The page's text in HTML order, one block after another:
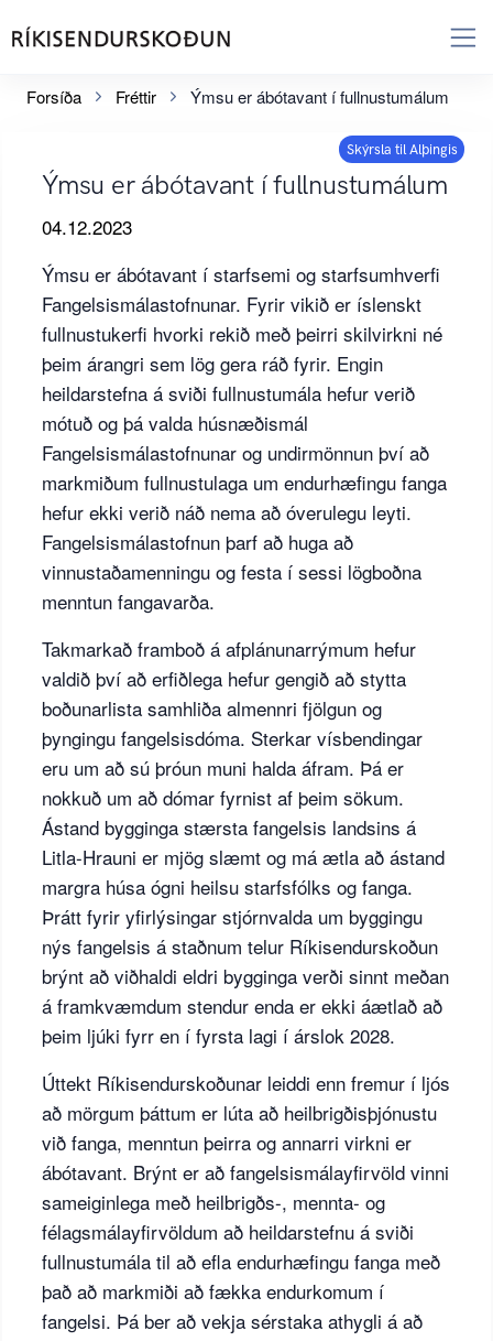
Forsíða Fréttir Ýmsu er ábótavant í fullnustumálum
Ýmsu er ábótavant í fullnustumálum
Skýrsla til Alþingis
04.12.2023
Ýmsu er ábótavant í starfsemi og starfsumhverfi
Fangelsismálastofnunar. Fyrir vikið er íslenskt
fullnustukerfi hvorki rekið með þeirri skilvirkni né
þeim árangri sem lög gera ráð fyrir. Engin
heildarstefna á sviði fullnustumála hefur verið
mótuð og þá valda húsnæðismál
Fangelsismálastofnunar og undirmönnun því að
markmiðum fullnustulaga um endurhæfingu fanga
hefur ekki verið náð nema að óverulegu leyti.
Fangelsismálastofnun þarf að huga að
vinnustaðamenningu og festa í sessi lögboðna
menntun fangavarða.
Takmarkað framboð á afplánunarrýmum hefur
valdið því að erfiðlega hefur gengið að stytta
boðunarlista samhliða almennri fjölgun og
þyngingu fangelsisdóma. Sterkar vísbendingar
eru um að sú þróun muni halda áfram. Þá er
nokkuð um að dómar fyrnist af þeim sökum.
Ástand bygginga stærsta fangelsis landsins á
Litla-Hrauni er mjög slæmt og má ætla að ástand
margra húsa ógni heilsu starfsfólks og fanga.
Þrátt fyrir yfirlýsingar stjórnvalda um byggingu
nýs fangelsis á staðnum telur Ríkisendurskoðun
brýnt að viðhaldi eldri bygginga verði sinnt meðan
á framkvæmdum stendur enda er ekki áætlað að
þeim ljúki fyrr en í fyrsta lagi í árslok 2028.
Úttekt Ríkisendurskoðunar leiddi enn fremur í ljós
að mörgum þáttum er lúta að heilbrigðisþjónustu
við fanga, menntun þeirra og annarri virkni er
ábótavant. Brýnt er að fangelsismálayfirvöld vinni
sameiginlega með heilbrigðs-, mennta- og
félagsmálayfirvöldum að heildarstefnu á sviði
fullnustumála til að efla endurhæfingu fanga með
það að markmiði að fækka endurkomum í
fangelsi. Þá ber að vekja sérstaka athygli á að